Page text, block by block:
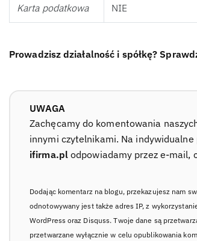
Karta podatkowa NIE
Prowadzisz działalność i spółkę?
UWAGA
Zachęcamy do komentowania
innymi czytelnikami. Na
ifirma.plodpowiadamy przez e-mail,
Dodając komentarz na blogu, przekazujesz nam
odnotowywany jest także adres IP, z
WordPress oraz Disquss. Twoje dane są
przetwarzane wyłącznie w celu opublikowania